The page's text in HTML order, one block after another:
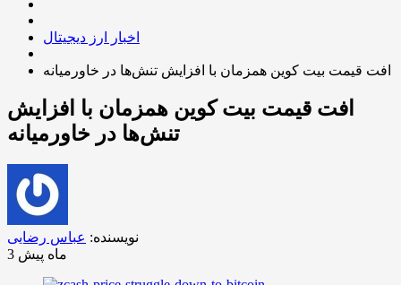
اخبار ارز دیجیتال
افت قیمت بیت کوین همزمان با افزایش تنش‌ها در خاورمیانه
افت قیمت بیت کوین همزمان با افزایش
تنش‌ها در خاورمیانه
نویسنده: عباس رضایی
3 ماه پیش